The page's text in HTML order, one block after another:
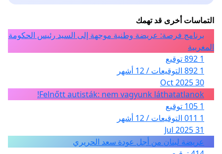
التماسات أخرى قد تهمك
برنامج فرصة: عريضة وطنية موجهة إلى السيد رئيس الحكومة
المغربية
1 892 توقيع
1 892 التوقيعات / 12 أشهر
30 Oct 2025
Felnőtt autisták: nem vagyunk láthatatlanok!
1 105 توقيع
1 011 التوقيعات / 12 أشهر
31 Jul 2025
عريضة لبنان من أجل عودة سعد الحريري